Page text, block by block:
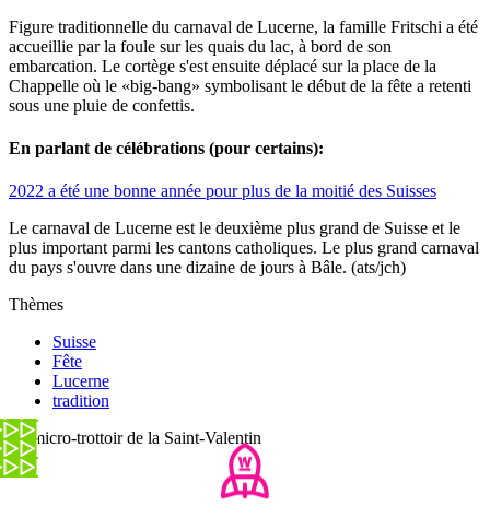
Figure traditionnelle du carnaval de Lucerne, la famille Fritschi a été
accueillie par la foule sur les quais du lac, à bord de son
embarcation. Le cortège s'est ensuite déplacé sur la place de la
Chappelle où le «big-bang» symbolisant le début de la fête a retenti
sous une pluie de confettis.
En parlant de célébrations (pour certains):
2022 a été une bonne année pour plus de la moitié des Suisses
Le carnaval de Lucerne est le deuxième plus grand de Suisse et le
plus important parmi les cantons catholiques. Le plus grand carnaval
du pays s'ouvre dans une dizaine de jours à Bâle. (ats/jch)
Thèmes
Suisse
Fête
Lucerne
tradition
Le micro-trottoir de la Saint-Valentin